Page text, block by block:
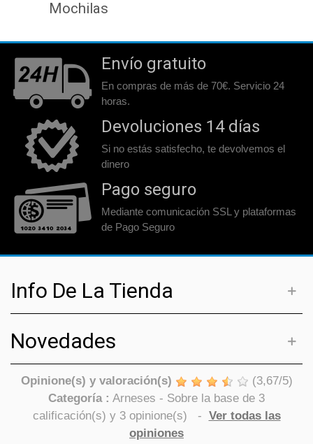
Mochilas
Envío gratuito
En compras de más de 70€. Servicio 24
horas.
Devoluciones 14 días
Si no estás satisfecho, te devolvemos el
dinero
Pago seguro
Mediante comunicación SSL y plataformas
de Pago Seguro
Info De La Tienda
Novedades
Opinione(s) y valoración(s) (3,67/5)
Categoría : Arneses - Sobre la base de 3
calificación(s) y 3opinione(s) - Ver todas las
opiniones